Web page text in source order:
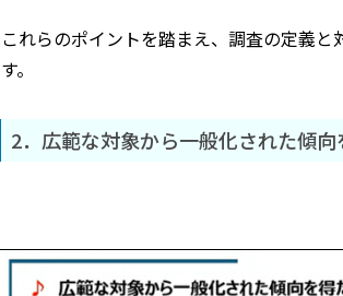
これらのポイントを踏まえ、調査の定義
す。
2．広範な対象から一般化された傾